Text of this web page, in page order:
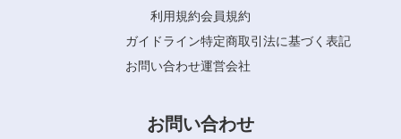
利用規約会員規約
ガイドライン特定商取引法に基づく表記
お問い合わせ運営会社
お問い合わせ